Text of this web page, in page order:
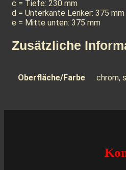
c = Tiefe: 230 mm
d = Unterkante Lenker: 375 mm
e = Mitte unten: 375 mm
Zusätzliche
Oberfläche/Farbe chrom,